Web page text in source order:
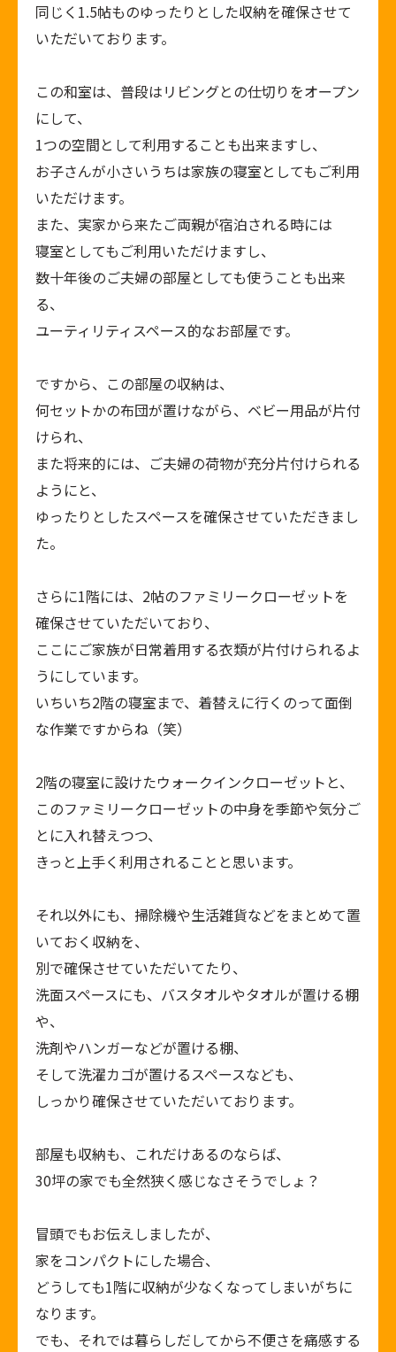
同じく 1.5帖ものゆったりとした収納を確保させて
いただいております。
この和室は、普段はリビングとの仕切りをオープン
にして、
1つの空間として利用することも出来ますし、
お子さんが小さいうちは家族の寝室としてもご利用
いただけます。
また、実家から来たご両親が宿泊される時には
寝室としてもご利用いただけますし、
数十年後のご夫婦の部屋としても使うことも出来
る、
ユーティリティスペース的なお部屋です。
ですから、この部屋の収納は、
何セットかの布団が置けながら、ベビー用品が片付
けられ、
また将来的には、ご夫婦の荷物が充分片付けられる
ようにと、
ゆったりとしたスペースを確保させていただきまし
た。
さらに1階には、 2帖のファミリークローゼットを
確保させていただいており、
ここにご家族が日常着用する衣類が片付けられるよ
うにしています。
いちいち2階の寝室まで、着替えに行くのって面倒
な作業ですからね（笑）
2階の寝室に設けたウォークインクローゼットと、
このファミリークローゼットの中身を季節や気分ご
とに入れ替えつつ、
きっと上手く利用されることと思います。
それ以外にも、掃除機や生活雑貨などをまとめて置
いておく収納を、
別で確保させていただいてたり、
洗面スペースにも、バスタオルやタオルが置ける棚
や、
洗剤やハンガーなどが置ける棚、
そして洗濯カゴが置けるスペースなども、
しっかり確保させていただいております。
部屋も収納も、これだけあるのならば、
30坪の家でも全然狭く感じなさそうでしょ？
冒頭でもお伝えしましたが、
家をコンパクトにした場合、
どうしても1階に収納が少なくなってしまいがちに
なります。
でも、それでは暮らしだしてから不便さを痛感する